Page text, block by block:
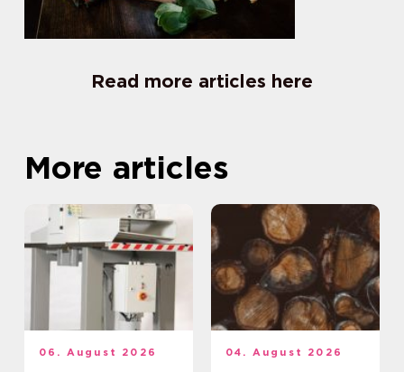
Read more articles here
More articles
06. August 2026 04. August 2026